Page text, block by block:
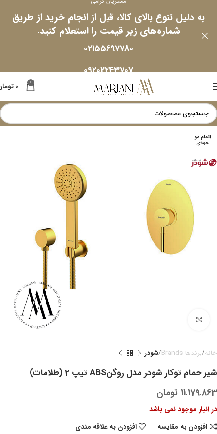
0
0
اتمام مو
جودی
خانه برندها Brands شودر
شیر حمام توکار شودر مدل روگنABS تیپ 2 (طلامات)
11.179.863 تومان
در انبار موجود نمی باشد
افزودن به مقایسه
افزودن به علاقه مندی
به دلیل تنوع بالای کالا، قبل از انجام خرید از طریق
شماره‌های زیر قیمت را استعلام کنید.
02155697780
09202243707